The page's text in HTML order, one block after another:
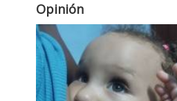
Opinión